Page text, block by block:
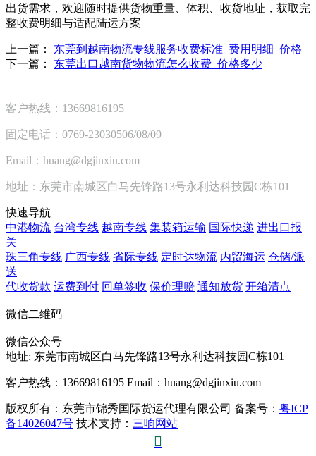
出货需求，欢迎随时提供货物重量、体积、收货地址，获取完
整收费明细与适配陆运方案
上一篇： 东莞到越南物流专线服务收费标准_费用明细_价格
下一篇： 东莞出口越南货物物流怎么收费_价格多少
客户热线：13669816195
固定电话：0769-23030506/08/09
Email：huang@dgjinxiu.com
地址：东莞市南城区白马先锋路13号永利达科技园C栋101
快速导航
中港物流 台湾专线 越南专线 集装箱运输 国际快递 进出口报
关
珠三角专线 广西专线 省际专线 定时达物流 内贸海运 仓储/派
送
代收货款 运费到付 回单签收 保价理赔 通知放货 开箱清点
微信二维码
微信公众号
地址: 东莞市南城区白马先锋路13号永利达科技园C栋101
客户热线：13669816195 Email：huang@dgjinxiu.com
版权所有：东莞市锦秀国际货运代理有限公司 备案号： 粤ICP
备14026047号 技术支持： 三响网站
